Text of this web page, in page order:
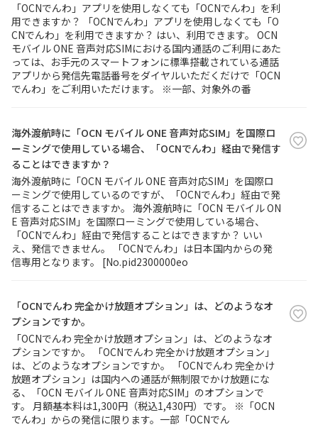
「OCNでんわ」アプリを使用しなくても「OCNでんわ」を利
用できますか？ 「OCNでんわ」アプリを使用しなくても「O
CNでんわ」を利用できますか？ はい、利用できます。 OCN
モバイル ONE 音声対応SIMにおける国内通話のご利用にあた
っては、お手元のスマートフォンに標準搭載されている通話
アプリから発信先電話番号をダイヤルいただくだけで「OCN
でんわ」をご利用いただけます。 ※一部、対象外の番
海外渡航時に「OCN モバイル ONE 音声対応SIM」を国際ロ
ーミングで使用している場合、「OCNでんわ」経由で発信す
ることはできますか？
海外渡航時に「OCN モバイル ONE 音声対応SIM」を国際ロ
ーミングで使用しているのですが、「OCNでんわ」経由で発
信することはできますか。 海外渡航時に「OCN モバイル ON
E 音声対応SIM」を国際ローミングで使用している場合、
「OCNでんわ」経由で発信することはできますか？ いい
え、発信できません。 「OCNでんわ」は日本国内からの発
信専用となります。 [No.pid2300000eo
「OCNでんわ 完全かけ放題オプション」は、どのようなオ
プションですか。
「OCNでんわ 完全かけ放題オプション」は、どのようなオ
プションですか。 「OCNでんわ 完全かけ放題オプション」
は、どのようなオプションですか。 「OCNでんわ 完全かけ
放題オプション」は国内への通話が無制限でかけ放題にな
る、「OCN モバイル ONE 音声対応SIM」のオプションで
す。 月額基本料は1,300円（税込1,430円）です。 ※「OCN
でんわ」からの発信に限ります。一部「OCNでん